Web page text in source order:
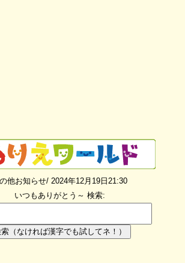
他お知らせ/ 2024年12月19日21:30
いつもありがとう～ 検索:
（なければ漢字でも試してネ！）